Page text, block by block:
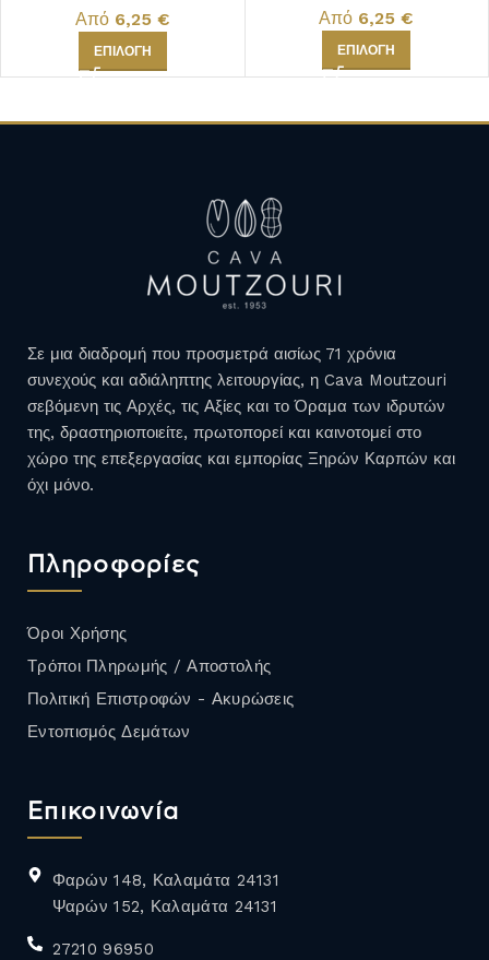
Από 6,25 €
ΕΠΙΛΟΓΉ
Από 6,25€
ΕΠΙΛΟΓΉ
Σε μια διαδρομή που προσμετρά αισίως 71 χρόνια
συνεχούς και αδιάληπτης λειτουργίας, η Cava Moutzouri
σεβόμενη τις Αρχές, τις Αξίες και το Όραμα των ιδρυτών
της, δραστηριοποιείτε, πρωτοπορεί και καινοτομεί στο
χώρο της επεξεργασίας και εμπορίας Ξηρών Καρπών και
όχι μόνο.
Πληροφορίες
Όροι Χρήσης
Τρόποι Πληρωμής / Αποστολής
Πολιτική Επιστροφών - Ακυρώσεις
Εντοπισμός Δεμάτων
Επικοινωνία
Φαρών 148, Καλαμάτα 24131
Ψαρών 152, Καλαμάτα 24131
27210 96950